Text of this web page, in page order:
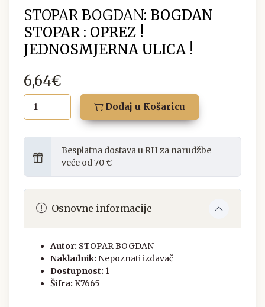
STOPAR BOGDAN: BOGDAN
STOPAR : OPREZ !
JEDNOSMJERNA ULICA !
6,64€
Dodaj u Košaricu
Besplatna dostava u RH za narudžbe
veće od 70 €
Osnovne informacije
Autor: STOPAR BOGDAN
Nakladnik: Nepoznati izdavač
Dostupnost: 1
Šifra: K7665